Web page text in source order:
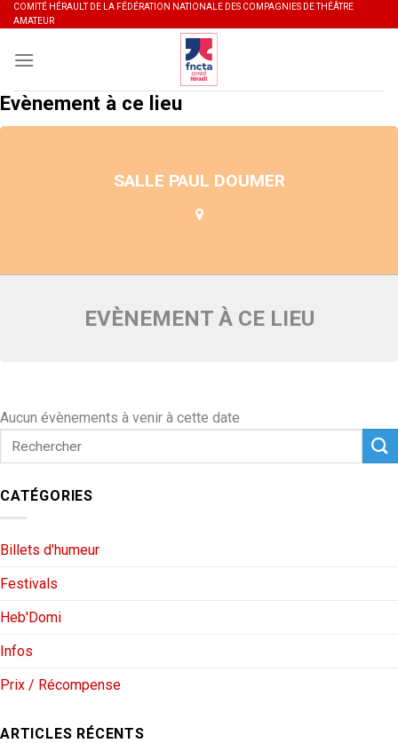
Skip
to
content
COMITÉ HÉRAULT DE LA FÉDÉRATION NATIONALE DES COMPAGNIES DE THÉÂTRE
AMATEUR
Evènement à ce lieu
SALLE PAUL DOUMER
EVÈNEMENT À CE LIEU
Aucun évènements à venir à cette date
CATÉGORIES
Billets d'humeur
Festivals
Heb'Domi
Infos
Prix / Récompense
ARTICLES RÉCENTS